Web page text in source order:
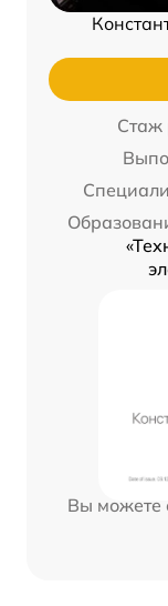
Стаж
Вы можете